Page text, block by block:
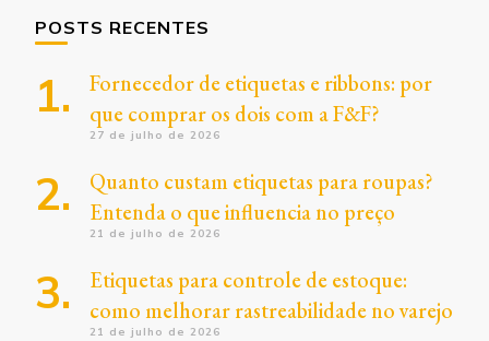
POSTS RECENTES
Fornecedor de etiquetas e ribbons: por
que comprar os dois com a F&F?
27 de julho de 2026
Quanto custam etiquetas para roupas?
Entenda o que influencia no preço
21 de julho de 2026
Etiquetas para controle de estoque:
como melhorar rastreabilidade no varejo
21 de julho de 2026